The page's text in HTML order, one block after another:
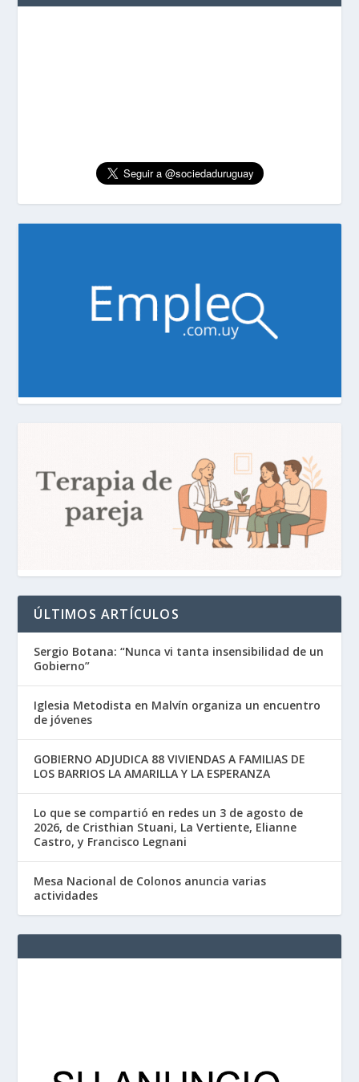
ÚLTIMOS ARTÍCULOS
Sergio Botana: “Nunca vi tanta insensibilidad de un
Gobierno”
Iglesia Metodista en Malvín organiza un encuentro
de jóvenes
GOBIERNO ADJUDICA 88 VIVIENDAS A FAMILIAS DE
LOS BARRIOS LA AMARILLA Y LA ESPERANZA
Lo que se compartió en redes un 3 de agosto de
2026, de Cristhian Stuani, La Vertiente, Elianne
Castro, y Francisco Legnani
Mesa Nacional de Colonos anuncia varias
actividades